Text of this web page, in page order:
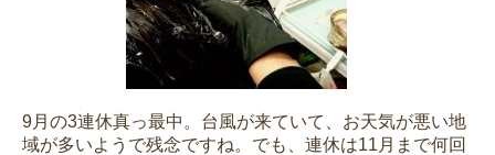
9月の3連休真っ最中。台風が来ていて、お天気が悪い地
域が多いようで残念ですね。でも、連休は11月まで何回